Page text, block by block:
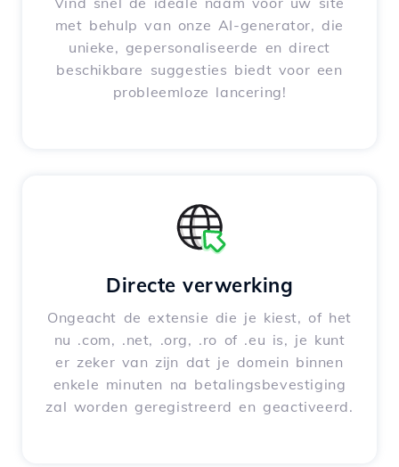
met behulp van onze AI-generator, die
unieke, gepersonaliseerde en direct
beschikbare suggesties biedt voor een
probleemloze lancering!
Directe verwerking
Ongeacht de extensie die je kiest, of het
nu .com, .net, .org, .ro of .eu is, je kunt
er zeker van zijn dat je domein binnen
enkele minuten na betalingsbevestiging
zal worden geregistreerd en geactiveerd.